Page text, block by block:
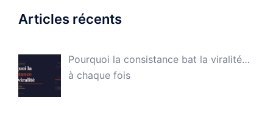
Articles récents
Pourquoi la consistance bat la viralité…
à chaque fois